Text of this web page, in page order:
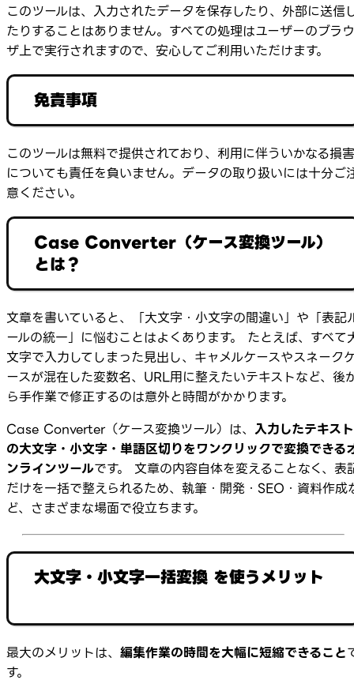
このツールは、入力されたデータを保存したり、外部に送信
たりすることはありません。すべての処理はユーザーのブラウ
ザ上で実行されますので、安心してご利用いただけます。
免責事項
このツールは無料で提供されており、利用に伴ういかなる損害
についても責任を負いません。データの取り扱いには十分ご
意ください。
Case Converter（ケース変換ツール）
とは？
文章を書いていると、「大文字・小文字の間違い」や「表記
ールの統一」に悩むことはよくあります。 たとえば、すべて
文字で入力してしまった見出し、キャメルケースやスネーク
ースが混在した変数名、URL用に整えたいテキストなど、後
ら手作業で修正するのは意外と時間がかかります。
Case Converter（ケース変換ツール）は、 入力したテキスト
の大文字・小文字・単語区切りをワンクリックで変換できる
ンラインツールです。 文章の内容自体を変えることなく、表
だけを一括で整えられるため、執筆・開発・SEO・資料作成
ど、さまざまな場面で役立ちます。
大文字・小文字一括変換 を使うメリット
最大のメリットは、 編集作業の時間を大幅に短縮できること
す。